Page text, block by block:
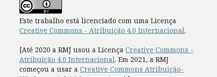
Este trabalho está licenciado com uma Licença
Creative Commons - Atribuição 4.0 Internacional.
[Até 2020 a RMJ usou a Licença Creative Commons -
Atribuição 4.0 Internacional. Em 2021, a RMJ
começou a usar a Creative Commons Atribuição-